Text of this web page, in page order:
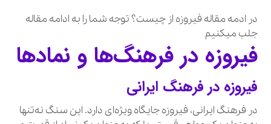
در ادمه مقاله فیروزه از چیست؟ توجه شما را به ادامه مقاله
جلب میکنیم
فیروزه در فرهنگ‌ها و نمادها
فیروزه در فرهنگ ایرانی
در فرهنگ ایرانی، فیروزه جایگاه ویژه‌ای دارد. این سنگ نه‌تنها